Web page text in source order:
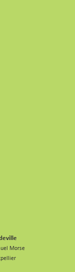
Morse